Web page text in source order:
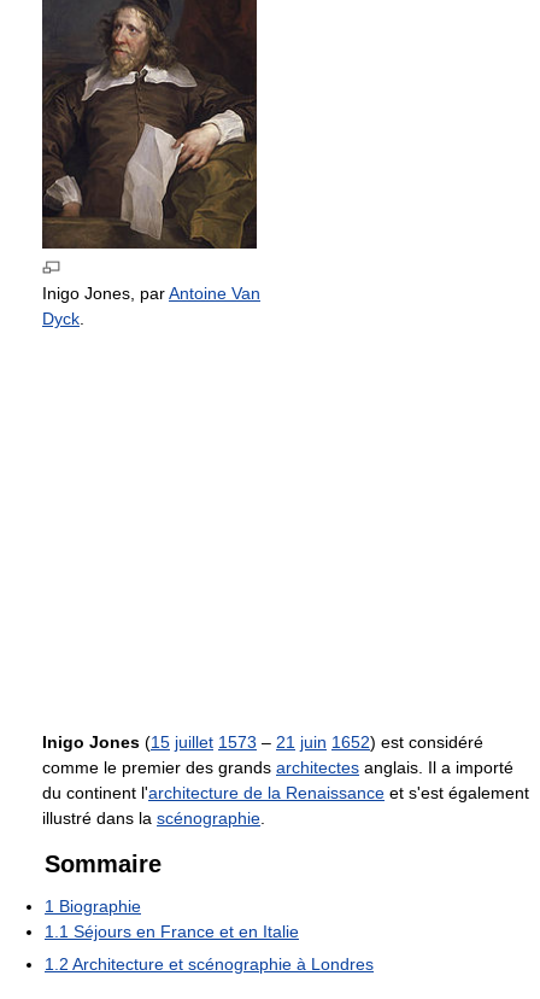
Inigo Jones, parAntoine Van
Dyck
Inigo Jones (15 juillet 1573 – 21 juin 1652) est considéré
comme le premier des grands architectes anglais. Il a importé
du continent l'architecture de la Renaissance et s'est également
illustré dans la scénographie
Sommaire
1 Biographie
1.1 Séjours en France et en Italie
1.2 Architecture et scénographie à Londres